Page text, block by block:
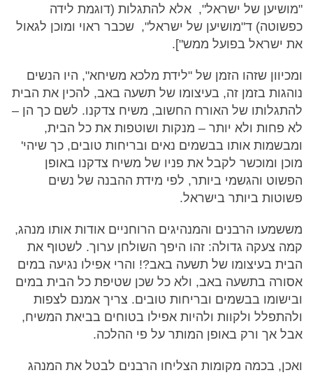
"מושיען של ישראל", אלא להתגלות (דוגמת לידה
כפשוטה) ד"מושיען של ישראל", שכבר ראוי ומוכן לגאול
את ישראל בפועל ממש"].
ומכיוון שזהו הזמן של "לידת מלכא משיחא", היו הנשים
נוהגות בזמן זה, בעיצומו של תשעה באב, להכין את הבית
להתגלותו של האורח החשוב, משיח צדקנו. לשם כך הן –
לא פחות ולא יותר – מנקות ושוטפות את כל הבית,
ומבשמות אותו בבשמים נאים ובריחות טובים, כך שיהי'
מוכן ומוכשר לקבל את פניו של משיח צדקנו באופן
הפשוט והגשמי ביותר, לפי מידת ההבנה של נשים
פשוטות ביותר בישראל.
מששמעו הרבנים והמנהיגים הרוחניים אודות אותו מנהג,
קמה צעקה גדולה: זהו היפך השולחן ערוך. לשטוף את
הבית בעיצומו של תשעה באב?! והרי אפילו נגיעה במים
אסורה בתשעה באב, ולא כל שכן שטיפת כל הבית במים
ובישומו בבשמים ובריחות טובים. צריך אמנם לצפות
ולהתפלל ולקוות ולהיות אפילו בטוחים בביאת המשיח,
אבל אך ורק באופן המותר על פי ההלכה.
ואכן, בכמה מקומות הצליחו הרבנים לבטל את המנהג